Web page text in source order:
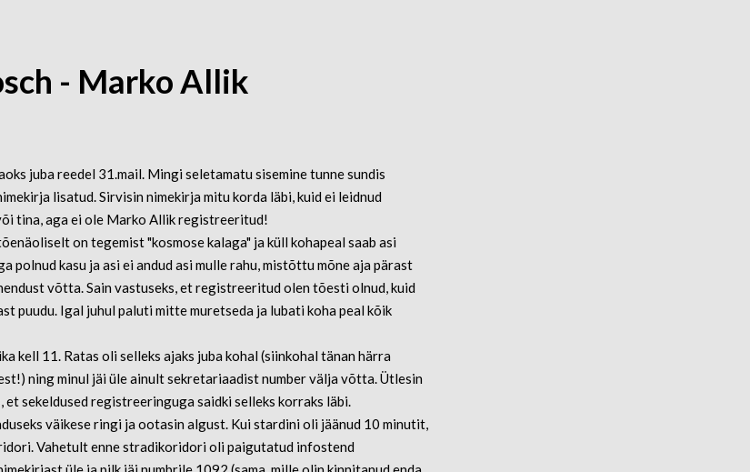
- Marko Allik
juba reedel 31.mail. Mingi seletamatu sisemine tunne sundis
lisatud. Sirvisin nimekirja mitu korda läbi, kuid ei leidnud
tina, aga ei ole Marko Allik registreeritud!
on tegemist "kosmose kalaga" ja küll kohapeal saab asi
polnud kasu ja asi ei andud asi mulle rahu, mistõttu mõne aja pärast
võtta. Sain vastuseks, et registreeritud olen tõesti olnud, kuid
puudu. Igal juhul paluti mitte muretseda ja lubati koha peal kõik
kell 11. Ratas oli selleks ajaks juba kohal (siinkohal tänan härra
ning minul jäi üle ainult sekretariaadist number välja võtta. Ütlesin
et sekeldused registreeringuga saidki selleks korraks läbi.
väikese ringi ja ootasin algust. Kui stardini oli jäänud 10 minutit,
Vahetult enne stradikoridori oli paigutatud infostend